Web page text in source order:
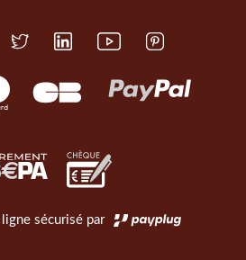
sécurisé par